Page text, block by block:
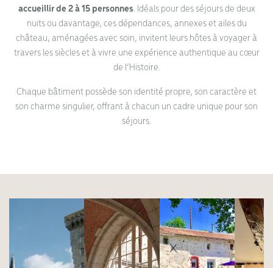
accueillir de 2 à 15 personnes. Idéals pour des séjours de deux
nuits ou davantage, ces dépendances, annexes et ailes du
château, aménagées avec soin, invitent leurs hôtes à voyager à
travers les siècles et à vivre une expérience authentique au cœur
de l’Histoire.
Chaque bâtiment possède son identité propre, son caractère et
son charme singulier, offrant à chacun un cadre unique pour son
séjours.